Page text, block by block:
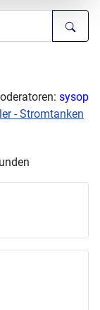
sysop
- Stromtanken